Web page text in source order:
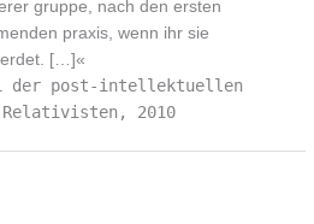
gruppe, nach den ersten
praxis, wenn ihr sie
[…]«
#1 der post-intellektuellen
2010